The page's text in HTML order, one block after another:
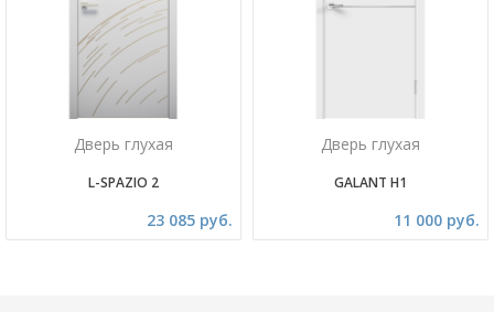
Дверь глухая
L-SPAZIO 2
23 085 руб.
Дверь глухая
GALANT H1
11 000 руб.